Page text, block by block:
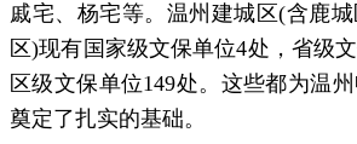
戚宅、杨宅等。温州建城区(含鹿
区)现有国家级文保单位4处，省级文
区级文保单位149处。这些都为温
奠定了扎实的基础。